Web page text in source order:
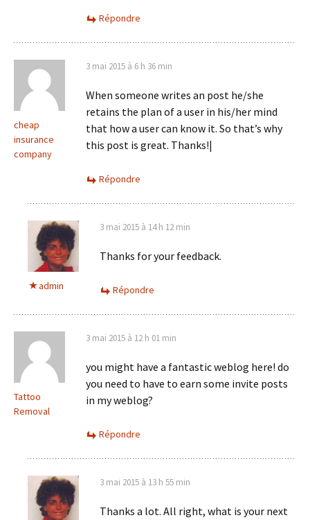
Répondre
cheap
insurance
company
3 mai 2015 à 6 h 36 min
When someone writes an post he/she
retains the plan of a user in his/her mind
that how a user can know it. So that’s why
this post is great. Thanks!|
Répondre
admin
3 mai 2015 à 14 h 12 min
Thanks for your feedback.
Répondre
Tattoo
Removal
3 mai 2015 à 12 h 01 min
you might have a fantastic weblog here! do
you need to have to earn some invite posts
in my weblog?
Répondre
3 mai 2015 à 13 h 55 min
Thanks a lot. All right, what is your next